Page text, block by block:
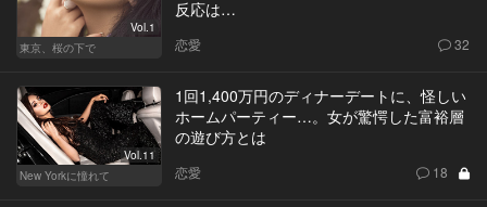
Vol.1
東京、桜の下で
反応は…
恋愛 32
Vol.11
New Yorkに憧れて
1回1,400万円のディナーデートに、怪しい
ホームパーティー…。女が驚愕した富裕層
の遊び方とは
恋愛 18